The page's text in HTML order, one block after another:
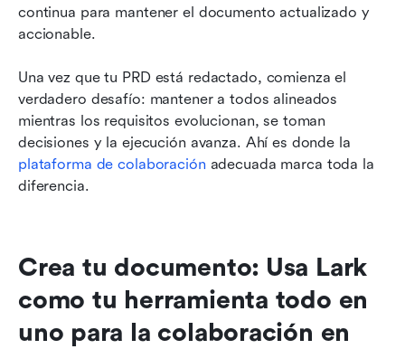
continua para mantener el documento actualizado y
accionable.
Una vez que tu PRD está redactado, comienza el
verdadero desafío: mantener a todos alineados
mientras los requisitos evolucionan, se toman
plataforma de colaboración adecuada marca toda la
diferencia.
Crea tu documento: Usa Lark
como tu herramienta todo en
uno para la colaboración en